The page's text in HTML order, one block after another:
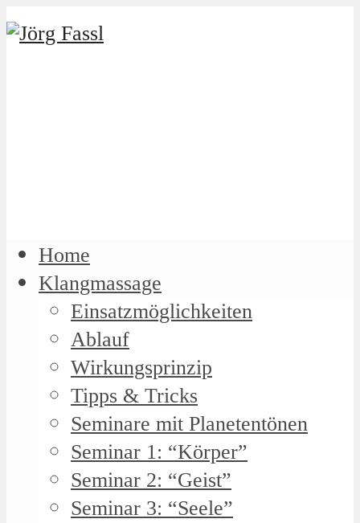
Home
Klangmassage
Einsatzmöglichkeiten
Ablauf
Wirkungsprinzip
Tipps & Tricks
Seminare mit Planetentönen
Seminar 1: “Körper”
Seminar 2: “Geist”
Seminar 3: “Seele”